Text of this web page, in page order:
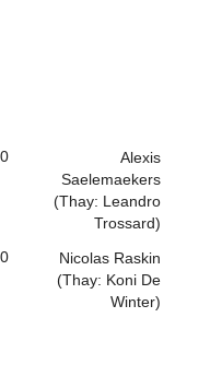
Alexis
Saelemaekers
(Thay: Leandro
Trossard)
Nicolas Raskin
(Thay: Koni De
Winter)